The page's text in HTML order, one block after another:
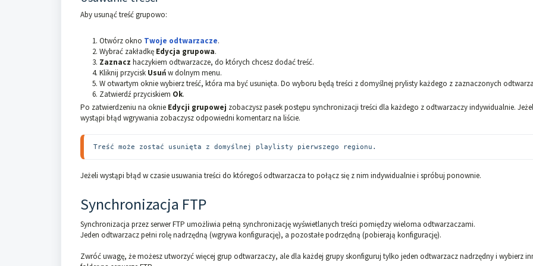
Aby usunąć treść grupowo:
Otwórz okno Twoje odtwarzacze.
Wybrać zakładkę Edycja grupowa.
Zaznacz haczykiem odtwarzacze, do których chcesz dodać treść.
Kliknij przycisk Usuńw dolnym menu.
W otwartym oknie wybierz treść, która ma być usunięta. Do wyboru będą treści z domyślnej prylisty każdego z zaznaczonych
Zatwierdź przyciskiem Ok.
Po zatwierdzeniu na oknie Edycji grupowej zobaczysz pasek postępu synchronizacji treści dla każdego z odtwarzaczy indywidualnie.
wystąpi błąd wgrywania zobaczysz odpowiedni komentarz na liście.
Treść może zostać usunięta z domyślnej playlisty pierwszego regionu.
Jeżeli wystąpi błąd w czasie usuwania treści do któregoś odtwarzacza to połącz się z nim indywidualnie i spróbuj ponownie.
Synchronizacja FTP
Synchronizacja przez serwer FTP umożliwia pełną synchronizację wyświetlanych treści pomiędzy wieloma odtwarzaczami.
Jeden odtwarzacz pełni rolę nadrzędną (wgrywa konfigurację), a pozostałe podrzędną (pobierają konfigurację).
Zwróć uwagę, że możesz utworzyć więcej grup odtwarzaczy, ale dla każdej grupy skonfiguruj tylko jeden odtwarzacz nadrzędny i wybierz